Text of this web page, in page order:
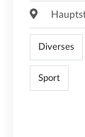
Diverses
Sport